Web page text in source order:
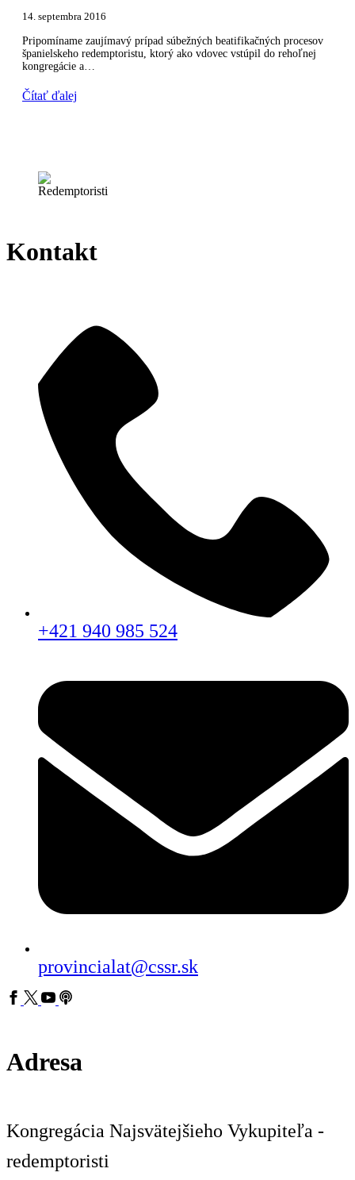
14. septembra 2016
Pripomíname zaujímavý prípad súbežných beatifikačných procesov
španielskeho redemptoristu, ktorý ako vdovec vstúpil do rehoľnej
kongregácie a…
Čítať ďalej
Kontakt
+421 940 985 524
provincialat@cssr.sk
Adresa
Kongregácia Najsvätejšieho Vykupiteľa -
redemptoristi